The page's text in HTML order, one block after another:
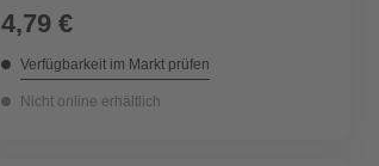
4,79 €
Verfügbarkeit im Markt prüfen
Nicht online erhältlich